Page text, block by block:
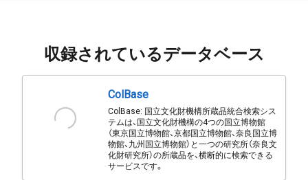
収録されているデータベース
ColBase
ColBase: 国立文化財機構所蔵品統合検索シス
テムは、国立文化財機構の4つの国立博物館
（東京国立博物館、京都国立博物館、奈良国立博
物館、九州国立博物館）と一つの研究所（奈良文
化財研究所）の所蔵品を、横断的に検索できる
サービスです。